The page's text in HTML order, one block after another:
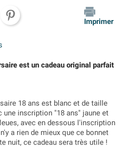
Imprimer
est un cadeau original parfait
18 ans est blanc et de taille
une inscription "18 ans" jaune et
avec en dessous l'inscription
a rien de mieux que ce bonnet
nuit, ce cadeau sera très utile !